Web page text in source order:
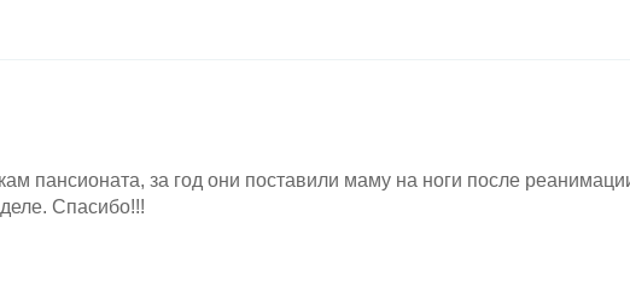
пансионата, за год они поставили маму на ноги после
Спасибо!!!